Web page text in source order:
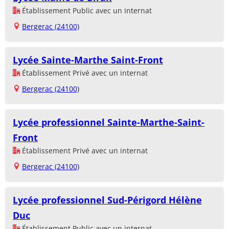
Établissement Public avec un internat
Bergerac (24100)
Lycée Sainte-Marthe Saint-Front
Établissement Privé avec un internat
Bergerac (24100)
Lycée professionnel Sainte-Marthe-Saint-
Front
Établissement Privé avec un internat
Bergerac (24100)
Lycée professionnel Sud-Périgord Hélène
Duc